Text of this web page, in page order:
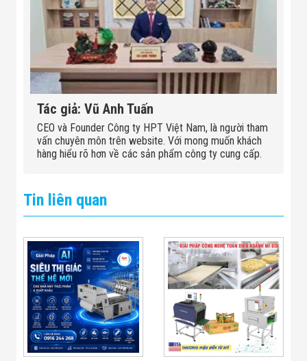
Tác giả: Vũ Anh Tuấn
CEO và Founder Công ty HPT Việt Nam, là người tham
vấn chuyên môn trên website. Với mong muốn khách
hàng hiểu rõ hơn về các sản phẩm công ty cung cấp.
Tin liên quan